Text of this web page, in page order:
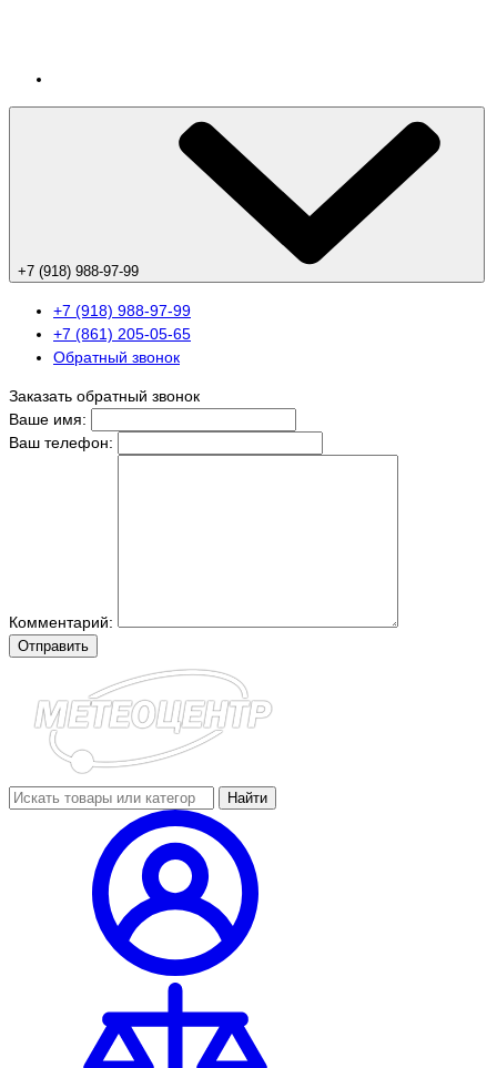
+7 (918) 988-97-99
+7 (918) 988-97-99
+7 (861) 205-05-65
Обратный звонок
Заказать обратный звонок
Ваше имя:
Ваш телефон:
Комментарий:
Отправить
Найти